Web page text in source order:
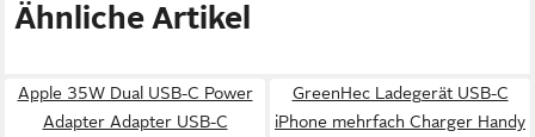
Ähnliche Artikel
Apple 35W Dual USB-C Power
Adapter Adapter USB-C
GreenHec Ladegerät USB-C
iPhone mehrfach Charger Handy